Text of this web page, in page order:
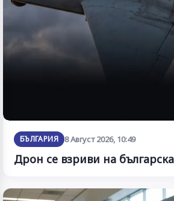
БЪЛГАРИЯ 8 Август 2026, 10:49
Дрон се взриви на